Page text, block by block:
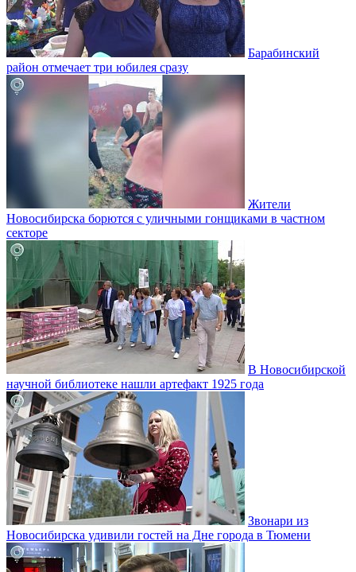
Барабинский
район отмечает три юбилея сразу
Жители
Новосибирска борются с уличными гонщиками в частном
секторе
В Новосибирской
научной библиотеке нашли артефакт 1925 года
Звонари из
Новосибирска удивили гостей на Дне города в Тюмени